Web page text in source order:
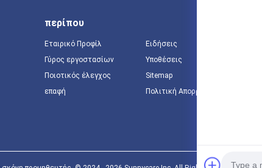
περίπου
Εταιρικό Προφίλ
Γύρος εργοστασίων
Ποιοτικός έλεγχος
επαφή
Ειδήσεις
Υποθέσεις
Sitemap
Πολιτική Απορρήτου